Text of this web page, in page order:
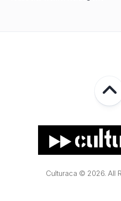
Culturaca © 2026. All